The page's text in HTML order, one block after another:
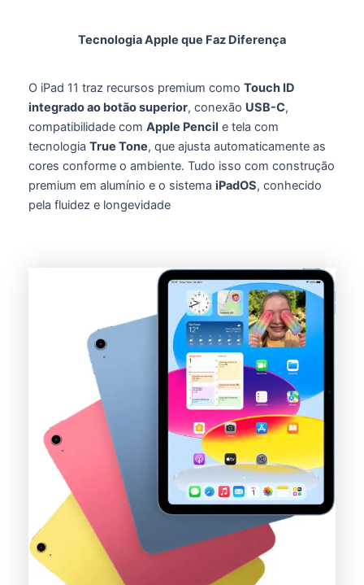
Tecnologia Apple que Faz Diferença
O iPad 11 traz recursos premium como Touch ID
integrado ao botão superior, conexão USB-C,
compatibilidade com Apple Pencil e tela com
tecnologia True Tone, que ajusta automaticamente as
cores conforme o ambiente. Tudo isso com construção
premium em alumínio e o sistema iPadOS, conhecido
pela fluidez e longevidade